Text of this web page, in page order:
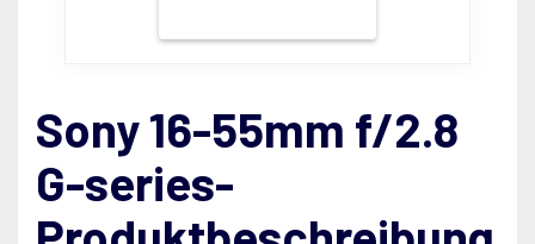
Sony 16-55mm f/2.8
G-series-